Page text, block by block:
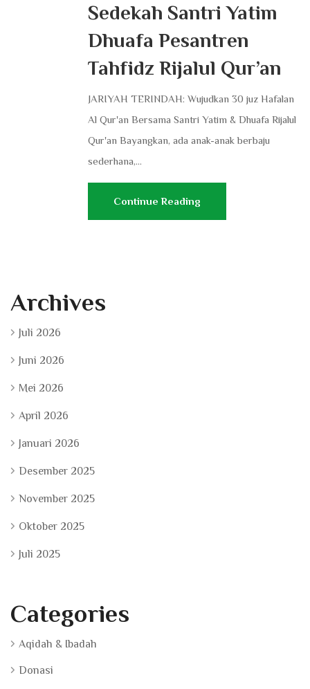
Sedekah Santri Yatim
Dhuafa Pesantren
Tahfidz Rijalul Qur’an
JARIYAH TERINDAH: Wujudkan 30 juz Hafalan
Al Qur'an Bersama Santri Yatim & Dhuafa Rijalul
Qur'an Bayangkan, ada anak-anak berbaju
sederhana,...
Continue Reading
Archives
Juli 2026
Juni 2026
Mei 2026
April 2026
Januari 2026
Desember 2025
November 2025
Oktober 2025
Juli 2025
Categories
Aqidah & Ibadah
Donasi